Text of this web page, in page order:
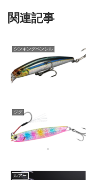
関連記事
シンキングペンシル
ジグ
ルアー